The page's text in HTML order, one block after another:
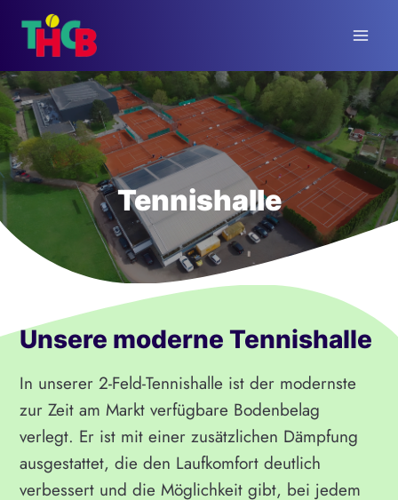
springen
Tennishalle
Unsere moderne Tennishalle
In unserer 2-Feld-Tennishalle ist der modernste
zur Zeit am Markt verfügbare Bodenbelag
verlegt. Er ist mit einer zusätzlichen Dämpfung
ausgestattet, die den Laufkomfort deutlich
verbessert und die Möglichkeit gibt, bei jedem